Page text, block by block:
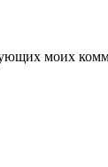
моих